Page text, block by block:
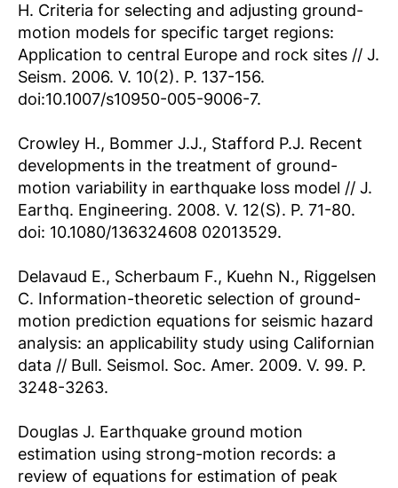
H. Criteria for selecting and adjusting ground-
motion models for specific target regions:
Application to central Europe and rock sites // J.
Seism. 2006. V. 10(2). P. 137-156.
doi:10.1007/s10950-005-9006-7.
Crowley H., Bommer J.J., Stafford P.J. Recent
developments in the treatment of ground-
motion variability in earthquake loss model // J.
Earthq. Engineering. 2008. V. 12(S). P. 71-80.
doi: 10.1080/136324608 02013529.
Delavaud E., Scherbaum F., Kuehn N., Riggelsen
C. Information-theoretic selection of ground-
motion prediction equations for seismic hazard
analysis: an applicability study using Californian
data // Bull. Seismol. Soc. Amer. 2009. V. 99. P.
3248-3263.
Douglas J. Earthquake ground motion
estimation using strong-motion records: a
review of equations for estimation of peak